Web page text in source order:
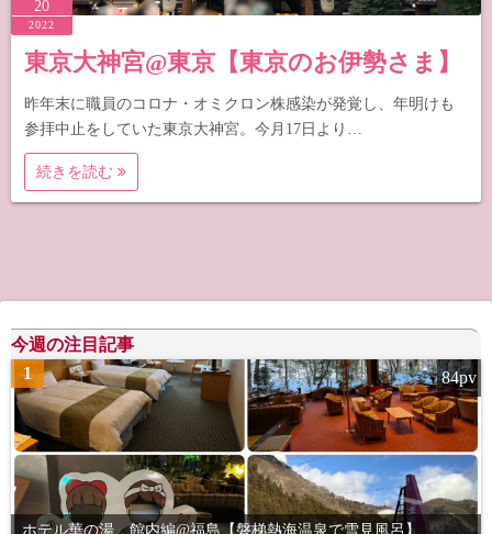
20
2022
東京大神宮@東京【東京のお伊勢さま】
昨年末に職員のコロナ・オミクロン株感染が発覚し、年明けも
参拝中止をしていた東京大神宮。今月17日より…
続きを読む
今週の注目記事
1
ホテル華の湯 館内編@福島【磐梯熱海温泉で雪見風呂】
84pv